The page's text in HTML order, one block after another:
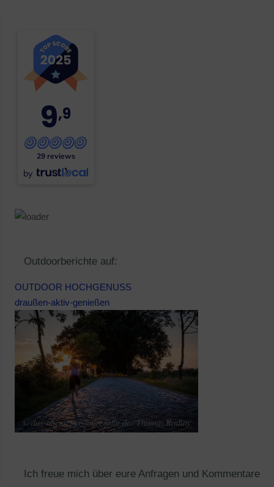
9,9
29 reviews
by
Outdoorberichte auf:
OUTDOOR HOCHGENUSS
draußen-aktiv-genießen
Ich freue mich über eure Anfragen und Kommentare